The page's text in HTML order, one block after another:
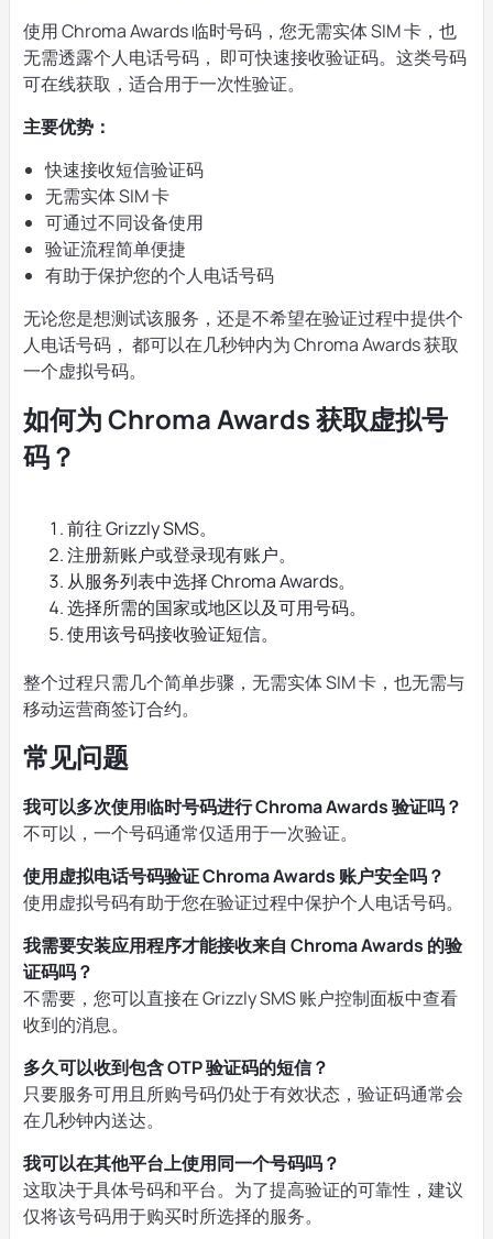
使用 Chroma Awards 临时号码，您无需实体 SIM 卡，也
无需透露个人电话号码， 即可快速接收验证码。这类号码
可在线获取，适合用于一次性验证。
主要优势：
快速接收短信验证码
无需实体 SIM 卡
可通过不同设备使用
验证流程简单便捷
有助于保护您的个人电话号码
无论您是想测试该服务，还是不希望在验证过程中提供个
人电话号码， 都可以在几秒钟内为 Chroma Awards 获取
一个虚拟号码。
如何为 Chroma Awards 获取虚拟号
码？
前往 Grizzly SMS。
注册新账户或登录现有账户。
从服务列表中选择 Chroma Awards。
选择所需的国家或地区以及可用号码。
使用该号码接收验证短信。
整个过程只需几个简单步骤，无需实体 SIM 卡，也无需与
移动运营商签订合约。
常见问题
我可以多次使用临时号码进行 Chroma Awards 验证吗？
不可以，一个号码通常仅适用于一次验证。
使用虚拟电话号码验证 Chroma Awards 账户安全吗？
使用虚拟号码有助于您在验证过程中保护个人电话号码。
我需要安装应用程序才能接收来自 Chroma Awards 的验
证码吗？
不需要，您可以直接在 Grizzly SMS 账户控制面板中查看
收到的消息。
多久可以收到包含 OTP 验证码的短信？
只要服务可用且所购号码仍处于有效状态，验证码通常会
在几秒钟内送达。
我可以在其他平台上使用同一个号码吗？
这取决于具体号码和平台。为了提高验证的可靠性，建议
仅将该号码用于购买时所选择的服务。